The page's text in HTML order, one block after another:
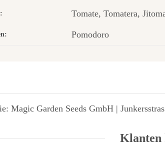
Tomate, Tomatera,
Pomodoro
Magic Garden Seeds GmbH |
Klanten